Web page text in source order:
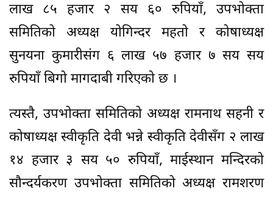
लाख ८५ हजार २ सय ६० रुपियाँ, उपभोक्ता
समितिको अध्यक्ष योगिन्दर महतो र कोषाध्यक्ष
सुनयना कुमारीसंग ६ लाख ५७ हजार ७ सय सय
रुपियाँ बिगो मागदाबी गरिएको छ ।
त्यस्तै, उपभोक्ता समितिको अध्यक्ष रामनाथ सहनी र
कोषाध्यक्ष स्वीकृति देवी भन्ने स्वीकृति देवीसँग २ लाख
१४ हजार ३ सय ५० रुपियाँ, माईस्थान मन्दिरको
सौन्दर्यकरण उपभोक्ता समितिको अध्यक्ष रामशरण